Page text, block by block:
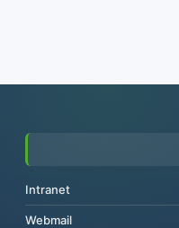
Intranet
Webmail